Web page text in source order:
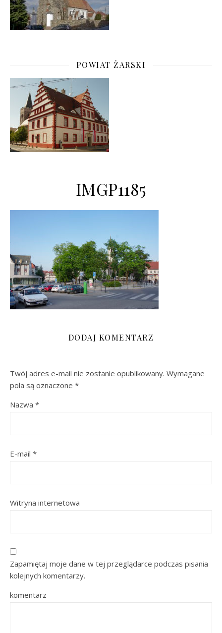
POWIAT ŻARSKI
IMGP1185
DODAJ KOMENTARZ
Twój adres e-mail nie zostanie opublikowany. Wymagane
pola są oznaczone *
Nazwa *
E-mail *
Witryna internetowa
Zapamiętaj moje dane w tej przeglądarce podczas pisania
kolejnych komentarzy.
komentarz